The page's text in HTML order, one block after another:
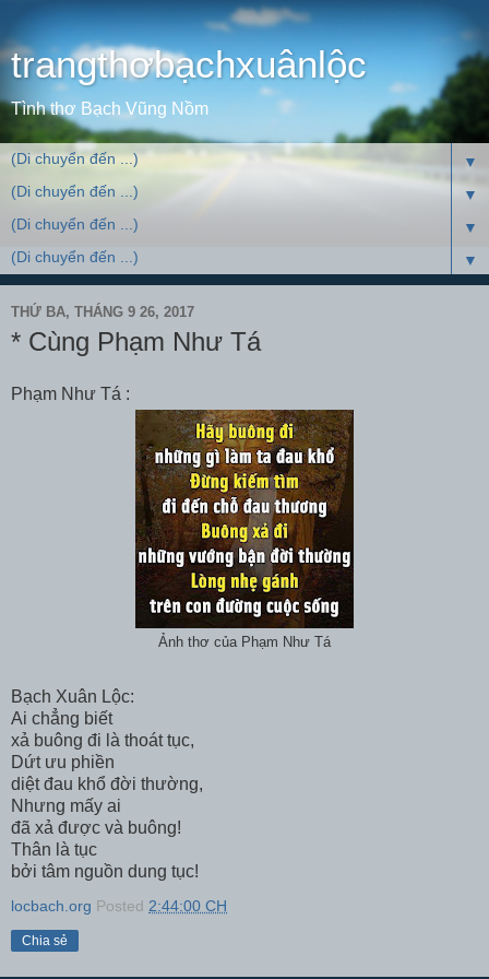
trangthơbạchxuânlộc
Tình thơ Bạch Vũng Nồm
▼
▼
▼
▼
THỨ BA, THÁNG 9 26, 2017
* Cùng Phạm Như Tá
Phạm Như Tá :
Ảnh thơ của Phạm Như Tá
Bạch Xuân Lộc:
Ai chẳng biết
xả buông đi là thoát tục,
Dứt ưu phiền
diệt đau khổ đời thường,
Nhưng mấy ai
đã xả được và buông!
Thân là tục
bởi tâm nguồn dung tục!
locbach.org Posted 2:44:00 CH
Chia sẻ